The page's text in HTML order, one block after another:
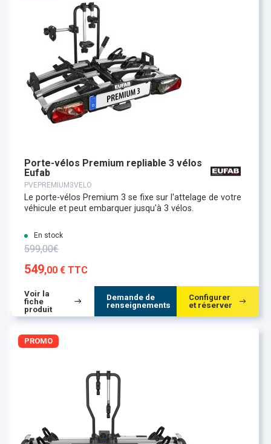
Porte-vélos Premium repliable 3 vélos
Eufab
PVEPREMIUM3VELO
Le porte-vélos Premium 3 se fixe sur l'attelage de votre
véhicule et peut embarquer jusqu'à 3 vélos.
En stock
599,00€
549,00 € TTC
Voir la
fiche
produit
Demande de
renseignements
Configurer
et réserver
PROMO